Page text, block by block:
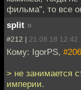
фильма", то все
split »
#212 | 21.08.18 12:42
Кому: IgorPS, #206
> не занимается
империи.